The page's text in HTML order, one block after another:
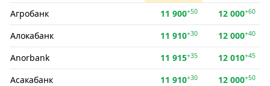
Агробанк 11 900+50 12 000+60
Алокабанк 11 910+30 12 000+40
Anorbank 11 915+35 12 010+45
Асакабанк 11 910+30 12 000+50